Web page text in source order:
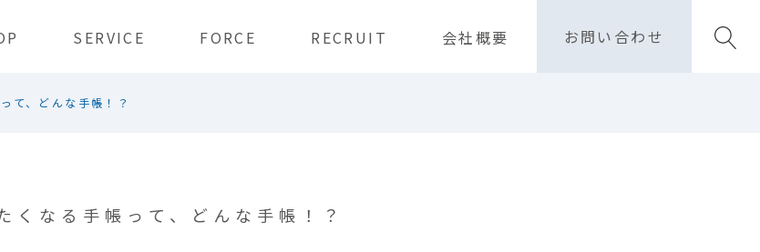
SERVICE FORCE RECRUIT 会社概要 お問い合わせ
て、どんな手帳！？
くなる手帳って、どんな手帳！？